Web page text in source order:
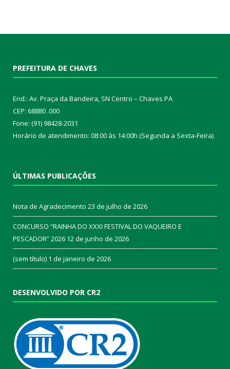
PREFEITURA DE CHAVES
End.: Av. Praça da Bandeira, SN Centro – Chaves PA
CEP: 68880 .000
Fone: (91) 98428-2031
Horário de atendimento: 08:00 às 14:00h (Segunda a Sexta-Feira)
ÚLTIMAS PUBLICAÇÕES
Nota de Agradecimento 23 de julho de 2026
CONCURSO “RAINHA DO XXXI FESTIVAL DO VAQUEIRO E
PESCADOR” 2026 12 de junho de 2026
(sem título) 1 de janeiro de 2026
DESENVOLVIDO POR CR2